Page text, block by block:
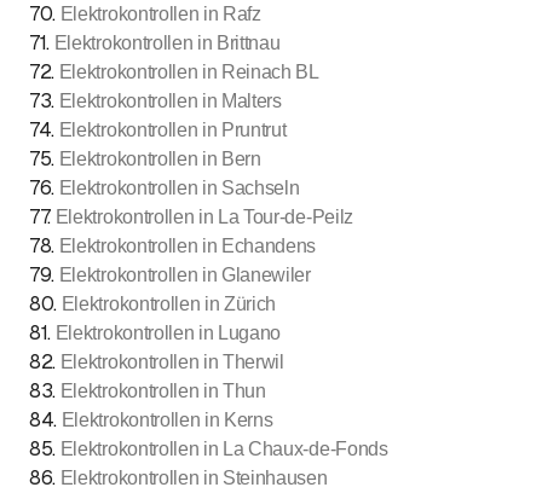
70. Elektrokontrollen in Rafz
71. Elektrokontrollen in Brittnau
72. Elektrokontrollen in Reinach BL
73. Elektrokontrollen in Malters
74. Elektrokontrollen in Pruntrut
75. Elektrokontrollen in Bern
76. Elektrokontrollen in Sachseln
77. Elektrokontrollen in La Tour-de-Peilz
78. Elektrokontrollen in Echandens
79. Elektrokontrollen in Glanewiler
80. Elektrokontrollen in Zürich
81. Elektrokontrollen in Lugano
82. Elektrokontrollen in Therwil
83. Elektrokontrollen in Thun
84. Elektrokontrollen in Kerns
85. Elektrokontrollen in La Chaux-de-Fonds
86. Elektrokontrollen in Steinhausen